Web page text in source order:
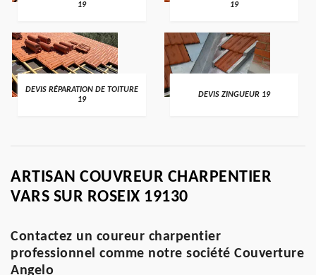
19
19
DEVIS RÉPARATION DE TOITURE
19
DEVIS ZINGUEUR 19
ARTISAN COUVREUR CHARPENTIER
VARS SUR ROSEIX 19130
Contactez un coureur charpentier
professionnel comme notre société Couverture
Angelo